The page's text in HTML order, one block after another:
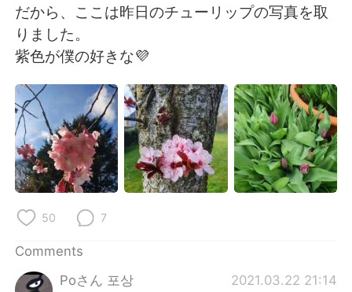
Español العربية
Français Deutsch
日本語 한국어
Русский ไทย
Indonesia Italiano
Türkçe
Português
だから、ここは昨日のチューリップの写真を取
りました。
紫色が僕の好きな💜
50 7
Comments
Poさん 포상
2021.03.22 21:14